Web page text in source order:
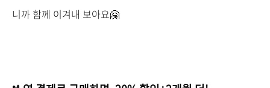
니까 함께 이겨내 보아요🤗